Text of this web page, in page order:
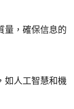
量，確保信息的
如人工智慧和機